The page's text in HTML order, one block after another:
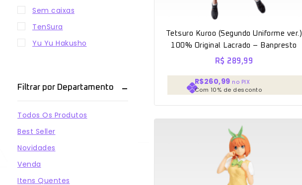
Tetsuro Kuroo (Segundo Uniforme ver.)
100% Original Lacrado – Banpresto
R$ 289,99
R$260,99 no PIX
Com 10% de desconto
Sem caixas
TenSura
Yu Yu Hakusho
Filtrar por Departamento
Todos Os Produtos
Best Seller
Novidades
Venda
Itens Quentes